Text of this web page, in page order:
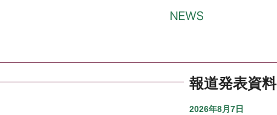
報道発表資料
2026年8月7日